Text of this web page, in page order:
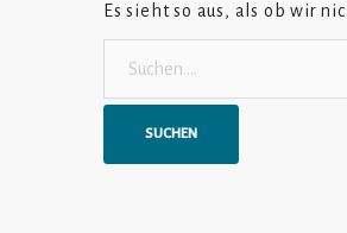
Es sieht so aus, als ob wir